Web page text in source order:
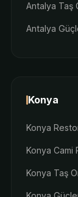
Antalya Taş
Antalya
Konya
Konya
Konya Cami
Konya Taş